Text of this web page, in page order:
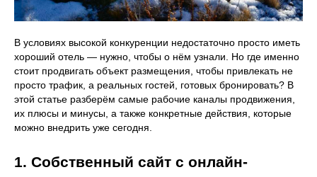
В условиях высокой конкуренции недостаточно просто иметь
хороший отель — нужно, чтобы о нём узнали. Но где именно
стоит продвигать объект размещения, чтобы привлекать не
просто трафик, а реальных гостей, готовых бронировать? В
этой статье разберём самые рабочие каналы продвижения,
их плюсы и минусы, а также конкретные действия, которые
можно внедрить уже сегодня.
1. Собственный сайт с онлайн-